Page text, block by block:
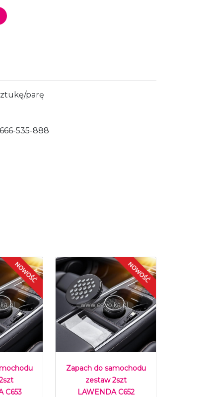
parę
535-888
C653
Zapach do samochodu
zestaw 2szt
LAWENDA C652